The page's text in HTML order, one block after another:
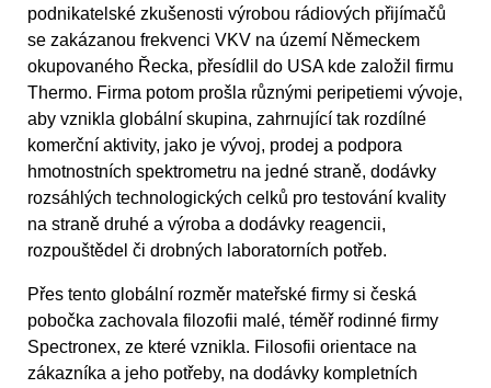
podnikatelské zkušenosti výrobou rádiových přijímačů
se zakázanou frekvenci VKV na území Německem
okupovaného Řecka, přesídlil do USA kde založil firmu
Thermo. Firma potom prošla různými peripetiemi vývoje,
aby vznikla globální skupina, zahrnující tak rozdílné
komerční aktivity, jako je vývoj, prodej a podpora
hmotnostních spektrometru na jedné straně, dodávky
rozsáhlých technologických celků pro testování kvality
na straně druhé a výroba a dodávky reagencii,
rozpouštědel či drobných laboratorních potřeb.
Přes tento globální rozměr mateřské firmy si česká
pobočka zachovala filozofii malé, téměř rodinné firmy
Spectronex, ze které vznikla. Filosofii orientace na
zákazníka a jeho potřeby, na dodávky kompletních